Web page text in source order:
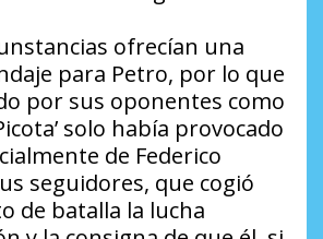
ofrecían una
para Petro, por lo que
por sus oponentes como
solo había provocado
de Federico
seguidores, que cogió
de batalla la lucha